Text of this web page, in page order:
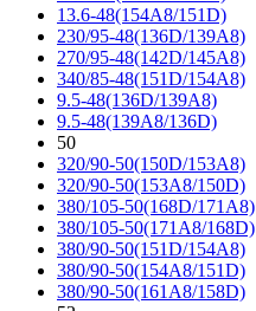
13.6-48(154A8/151D)
230/95-48(136D/139A8)
270/95-48(142D/145A8)
340/85-48(151D/154A8)
9.5-48(136D/139A8)
9.5-48(139A8/136D)
50
320/90-50(150D/153A8)
320/90-50(153A8/150D)
380/105-50(168D/171A8)
380/105-50(171A8/168D)
380/90-50(151D/154A8)
380/90-50(154A8/151D)
380/90-50(161A8/158D)